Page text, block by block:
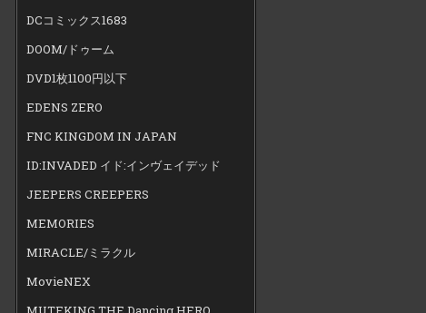
DCコミックス1683
DOOM/ドゥーム
DVD1枚1100円以下
EDENS ZERO
FNC KINGDOM IN JAPAN
ID:INVADED イド:インヴェイデッド
JEEPERS CREEPERS
MEMORIES
MIRACLE/ミラクル
MovieNEX